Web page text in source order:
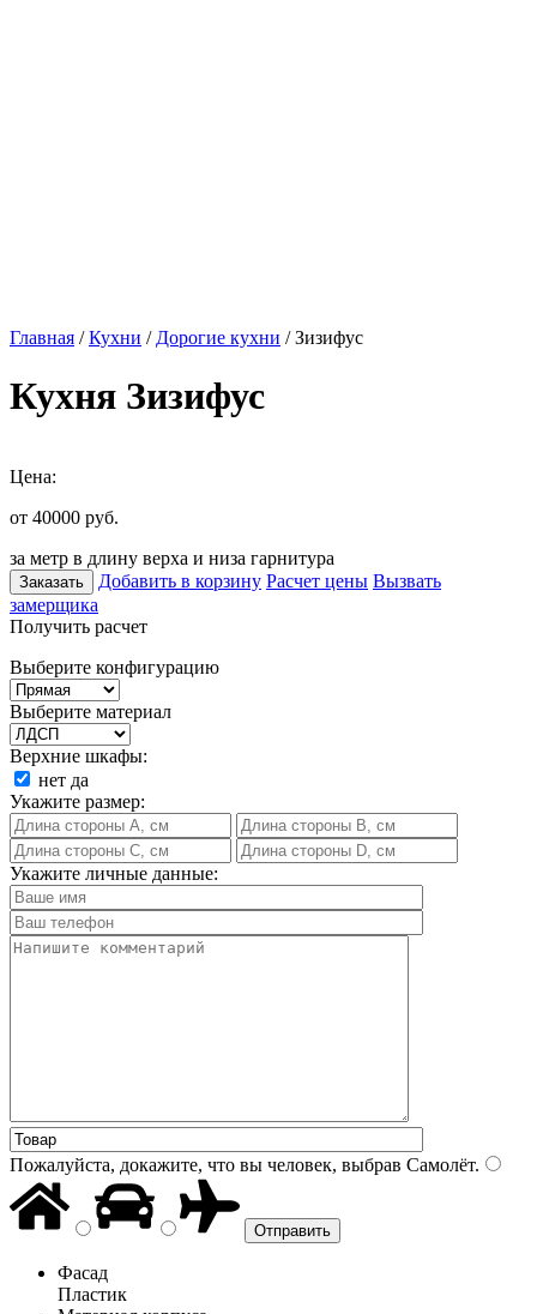
Главная /Кухни / Дорогие кухни / Зизифус
Кухня Зизифус
Цена:
от 40000 руб.
за метр в длину верха и низа гарнитура
Заказать Добавить в корзину Расчет цены Вызвать
замерщика
Получить расчет
Выберите конфигурацию
Выберите материал
Верхние шкафы:
нет да
Укажите размер:
Укажите личные данные:
Пожалуйста, докажите, что вы человек, выбрав Самолёт.
Фасад
Пластик